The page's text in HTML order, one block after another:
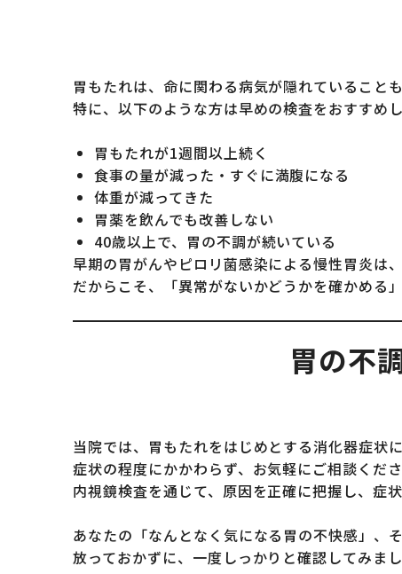
胃もたれは、命に関わる病気が隠れていることも
特に、以下のような方は早めの検査をおすすめ
胃もたれが1週間以上続く
食事の量が減った・すぐに満腹になる
体重が減ってきた
胃薬を飲んでも改善しない
40歳以上で、胃の不調が続いている
早期の胃がんやピロリ菌感染による慢性胃炎は
だからこそ、「異常がないかどうかを確かめる
胃の不
当院では、胃もたれをはじめとする消化器症状
症状の程度にかかわらず、お気軽にご相談くださ
内視鏡検査を通じて、原因を正確に把握し、症
あなたの「なんとなく気になる胃の不快感」、
放っておかずに、一度しっかりと確認してみまし